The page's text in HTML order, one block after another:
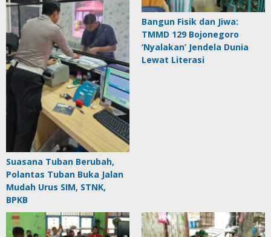
Suasana Tuban Berubah,
Polantas Tuban Buka Jalan
Mudah Urus SIM, STNK,
BPKB
Bangun Fisik dan Jiwa:
TMMD 129 Bojonegoro
‘Nyalakan’ Jendela Dunia
Lewat Literasi